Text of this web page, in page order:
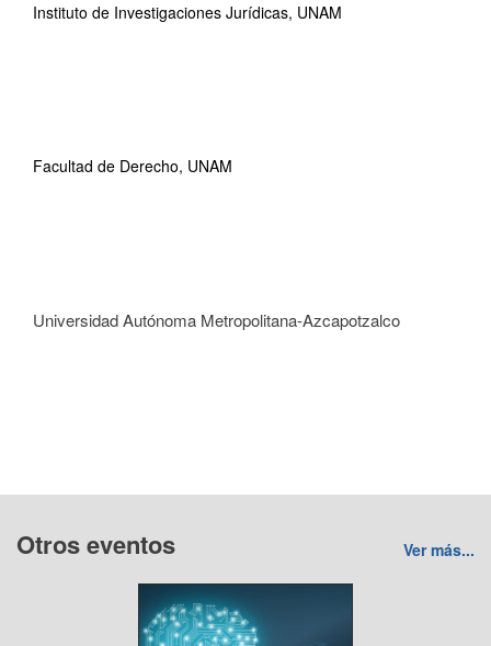
Instituto de Investigaciones Jurídicas, UNAM
Facultad de Derecho, UNAM
Universidad Autónoma Metropolitana-Azcapotzalco
Otros eventos Ver más...